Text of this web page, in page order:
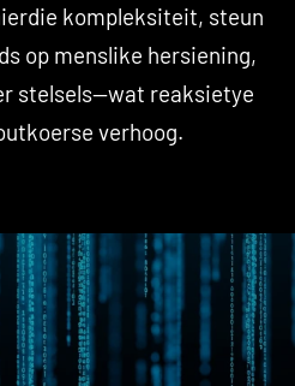
kompleksiteit, steun
op menslike hersiening,
stelsels—wat reaksietye
verhoog.